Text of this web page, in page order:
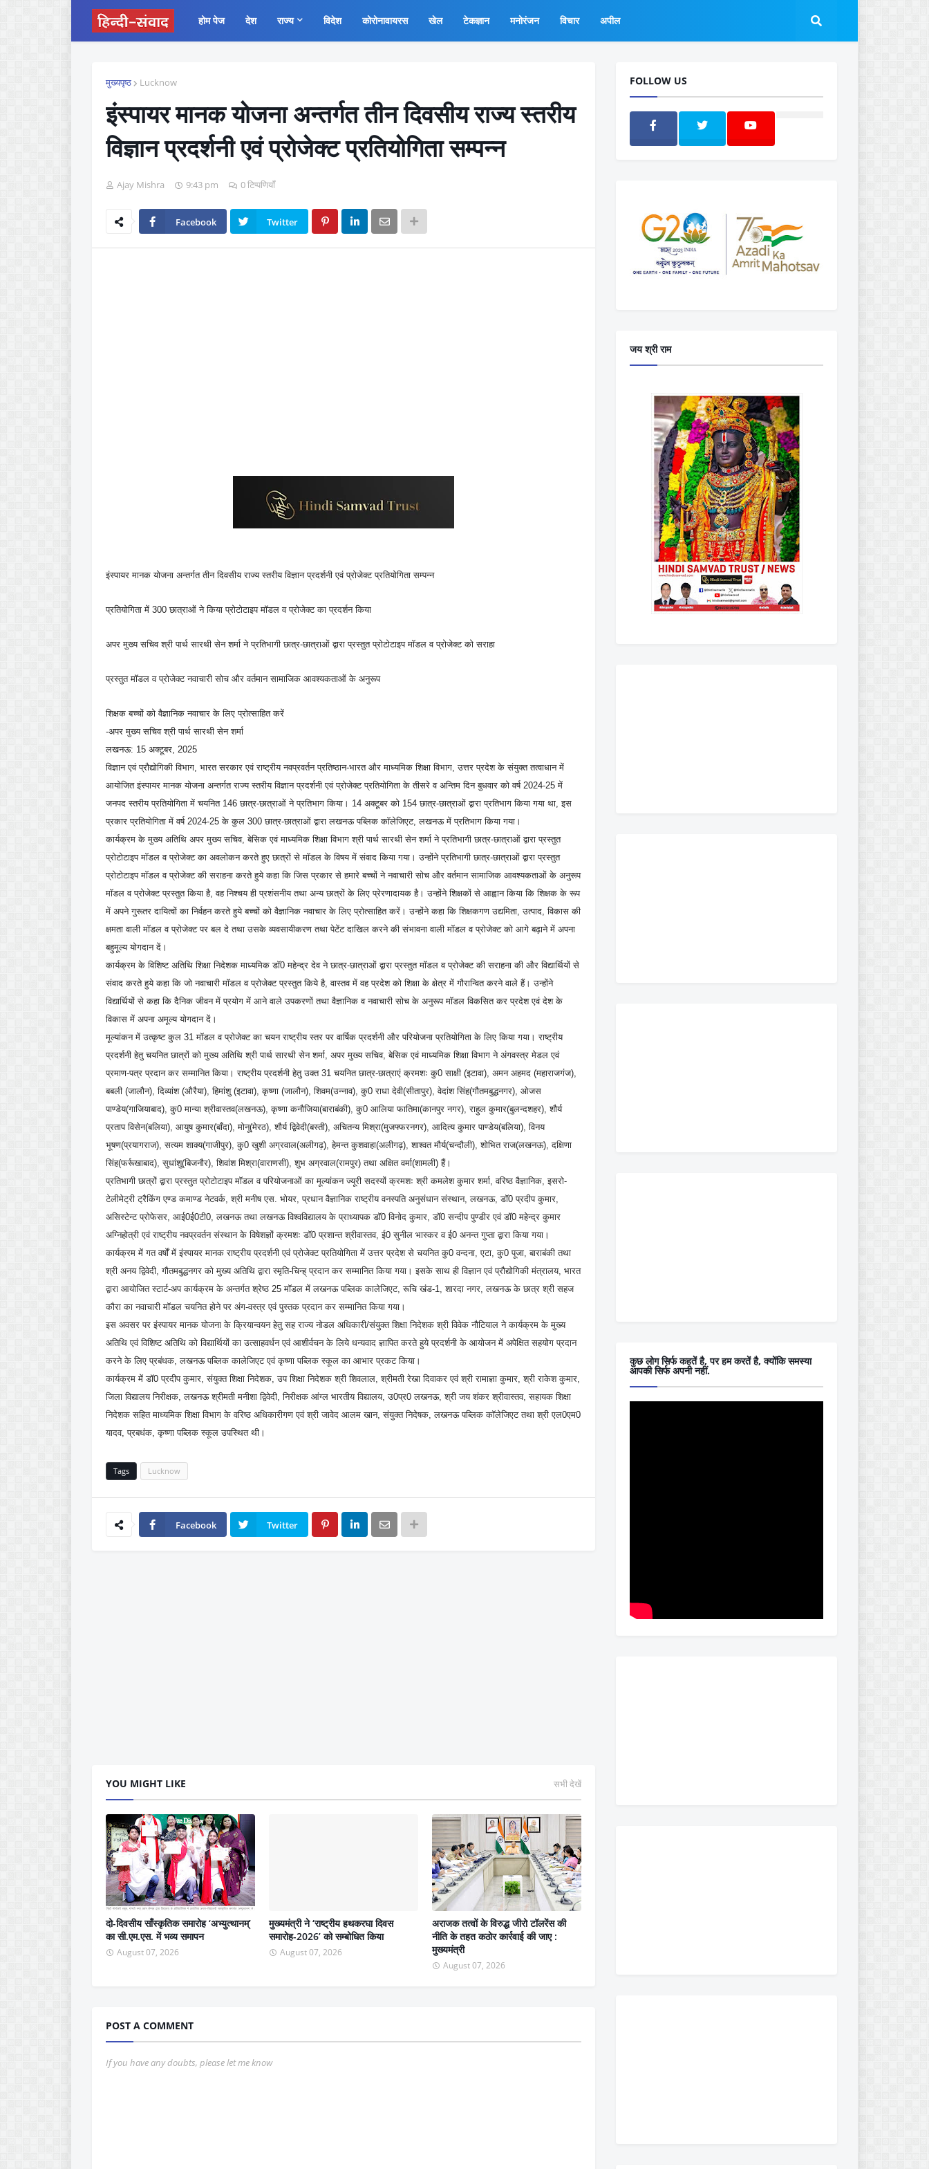
होम पेज देश राज्य विदेश कोरोनावायरस खेल टेकज्ञान मनोरंजन विचार अपील
मुख्यपृष्ठ Lucknow
इंस्पायर मानक योजना अन्तर्गत तीन दिवसीय राज्य स्तरीय
विज्ञान प्रदर्शनी एवं प्रोजेक्ट प्रतियोगिता सम्पन्न
Ajay Mishra 9:43 pm 0 टिप्पणियाँ
Facebook Twitter
इंस्पायर मानक योजना अन्तर्गत तीन दिवसीय राज्य स्तरीय विज्ञान प्रदर्शनी एवं प्रोजेक्ट प्रतियोगिता सम्पन्न
प्रतियोगिता में 300 छात्राओं ने किया प्रोटोटाइप मॉडल व प्रोजेक्ट का प्रदर्शन किया
अपर मुख्य सचिव श्री पार्थ सारथी सेन शर्मा ने प्रतिभागी छात्र-छात्राओं द्वारा प्रस्तुत प्रोटोटाइप मॉडल व प्रोजेक्ट को सराहा
प्रस्तुत मॉडल व प्रोजेक्ट नवाचारी सोच और वर्तमान सामाजिक आवश्यकताओं के अनुरूप
शिक्षक बच्चों को वैज्ञानिक नवाचार के लिए प्रोत्साहित करें
-अपर मुख्य सचिव श्री पार्थ सारथी सेन शर्मा
लखनऊ: 15 अक्टूबर, 2025
विज्ञान एवं प्रौद्योगिकी विभाग, भारत सरकार एवं राष्ट्रीय नवप्रवर्तन प्रतिष्ठान-भारत और माध्यमिक शिक्षा विभाग, उत्तर प्रदेश के संयुक्त तत्वाधान में
आयोजित इंस्पायर मानक योजना अन्तर्गत राज्य स्तरीय विज्ञान प्रदर्शनी एवं प्रोजेक्ट प्रतियोगिता के तीसरे व अन्तिम दिन बुधवार को वर्ष 2024-25 में
जनपद स्तरीय प्रतियोगिता में चयनित 146 छात्र-छात्राओं ने प्रतिभाग किया। 14 अक्टूबर को 154 छात्र-छात्राओं द्वारा प्रतिभाग किया गया था, इस
प्रकार प्रतियोगिता में वर्ष 2024-25 के कुल 300 छात्र-छात्राओं द्वारा लखनऊ पब्लिक कॉलेजिएट, लखनऊ में प्रतिभाग किया गया।
कार्यक्रम के मुख्य अतिथि अपर मुख्य सचिव, बेसिक एवं माध्यमिक शिक्षा विभाग श्री पार्थ सारथी सेन शर्मा ने प्रतिभागी छात्र-छात्राओं द्वारा प्रस्तुत
प्रोटोटाइप मॉडल व प्रोजेक्ट का अवलोकन करते हुए छात्रों से मॉडल के विषय में संवाद किया गया। उन्होंने प्रतिभागी छात्र-छात्राओं द्वारा प्रस्तुत
प्रोटोटाइप मॉडल व प्रोजेक्ट की सराहना करते हुये कहा कि जिस प्रकार से हमारे बच्चों ने नवाचारी सोच और वर्तमान सामाजिक आवश्यकताओं के अनुरूप
मॉडल व प्रोजेक्ट प्रस्तुत किया है, वह निश्चय ही प्रशंसनीय तथा अन्य छात्रों के लिए प्रेरणादायक है। उन्होंने शिक्षकों से आह्वान किया कि शिक्षक के रूप
में अपने गुरूतर दायित्वों का निर्वहन करते हुये बच्चों को वैज्ञानिक नवाचार के लिए प्रोत्साहित करें। उन्होंने कहा कि शिक्षकगण उद्यमिता, उत्पाद, विकास की
क्षमता वाली मॉडल व प्रोजेक्ट पर बल दे तथा उसके व्यवसायीकरण तथा पेटेंट दाखिल करने की संभावना वाली मॉडल व प्रोजेक्ट को आगे बढ़ाने में अपना
बहुमूल्य योगदान दें।
कार्यक्रम के विशिष्ट अतिथि शिक्षा निदेशक माध्यमिक डॉ0 महेन्द्र देव ने छात्र-छात्राओं द्वारा प्रस्तुत मॉडल व प्रोजेक्ट की सराहना की और विद्यार्थियों से
संवाद करते हुये कहा कि जो नवाचारी मॉडल व प्रोजेक्ट प्रस्तुत किये है, वास्तव में वह प्रदेश को शिक्षा के क्षेत्र में गौरान्वित करने वाले हैं। उन्होंने
विद्यार्थियों से कहा कि दैनिक जीवन में प्रयोग में आने वाले उपकरणों तथा वैज्ञानिक व नवाचारी सोच के अनुरूप मॉडल विकसित कर प्रदेश एवं देश के
विकास में अपना अमूल्य योगदान दें।
मूल्यांकन में उत्कृष्ट कुल 31 मॉडल व प्रोजेक्ट का चयन राष्ट्रीय स्तर पर वार्षिक प्रदर्शनी और परियोजना प्रतियोगिता के लिए किया गया। राष्ट्रीय
प्रदर्शनी हेतु चयनित छात्रों को मुख्य अतिथि श्री पार्थ सारथी सेन शर्मा, अपर मुख्य सचिव, बेसिक एवं माध्यमिक शिक्षा विभाग ने अंगवस्त्र मेडल एवं
प्रमाण-पत्र प्रदान कर सम्मानित किया। राष्ट्रीय प्रदर्शनी हेतु उक्त 31 चयनित छात्र-छात्राएं क्रमशः कु0 साक्षी (इटावा), अमन अहमद (महाराजगंज),
बबली (जालौन), दिव्यांश (औरैया), हिमांशु (इटावा), कृष्णा (जालौन), शिवम(उन्नाव), कु0 राधा देवी(सीतापुर), वेदांश सिंह(गौतमबुद्धनगर), ओजस
पाण्डेय(गाजियाबाद), कु0 मान्या श्रीवास्तव(लखनऊ), कृष्णा कनौजिया(बाराबंकी), कु0 आलिया फातिमा(कानपुर नगर), राहुल कुमार(बुलन्दशहर), शौर्य
प्रताप विसेन(बलिया), आयुष कुमार(बाँदा), मोनू(मेरठ), शौर्य द्विवेदी(बस्ती), अचितन्य मिश्रा(मुजफ्फरनगर), आदित्य कुमार पाण्डेय(बलिया), विनय
भूषण(प्रयागराज), सत्यम शाक्य(गाजीपुर), कु0 खुशी अग्रवाल(अलीगढ़), हेमन्त कुशवाहा(अलीगढ़), शाश्वत मौर्य(चन्दौली), शोभित राज(लखनऊ), दक्षिणा
सिंह(फर्रूखाबाद), सुधांशु(बिजनौर), शिवांश मिश्रा(वाराणसी), शुभ अग्रवाल(रामपुर) तथा अक्षित वर्मा(शामली) हैं।
प्रतिभागी छात्रों द्वारा प्रस्तुत प्रोटोटाइप मॉडल व परियोजनाओं का मूल्यांकन ज्यूरी सदस्यों क्रमशः श्री कमलेश कुमार शर्मा, वरिष्ठ वैज्ञानिक, इसरो-
टेलीमेट्री ट्रैकिंग एण्ड कमाण्ड नेटवर्क, श्री मनीष एस. भोयर, प्रधान वैज्ञानिक राष्ट्रीय वनस्पति अनुसंधान संस्थान, लखनऊ, डॉ0 प्रदीप कुमार,
असिस्टेन्ट प्रोफेसर, आई0ई0टी0, लखनऊ तथा लखनऊ विश्वविद्यालय के प्राध्यापक डॉ0 विनोद कुमार, डॉ0 सन्दीप पुण्डीर एवं डॉ0 महेन्द्र कुमार
अग्निहोत्री एवं राष्ट्रीय नवप्रवर्तन संस्थान के विषेशज्ञों क्रमशः डॉ0 प्रशान्त श्रीवास्तव, ई0 सुनील भास्कर व ई0 अनन्त गुप्ता द्वारा किया गया।
कार्यक्रम में गत वर्षों में इंस्पायर मानक राष्ट्रीय प्रदर्शनी एवं प्रोजेक्ट प्रतियोगिता में उत्तर प्रदेश से चयनित कु0 वन्दना, एटा, कु0 पूजा, बाराबंकी तथा
श्री अनय द्विवेदी, गौतमबुद्धनगर को मुख्य अतिथि द्वारा स्मृति-चिन्ह् प्रदान कर सम्मानित किया गया। इसके साथ ही विज्ञान एवं प्रौद्योगिकी मंत्रालय, भारत
द्वारा आयोजित स्टार्ट-अप कार्यक्रम के अन्तर्गत श्रेष्ठ 25 मॉडल में लखनऊ पब्लिक कालेजिएट, रूचि खंड-1, शारदा नगर, लखनऊ के छात्र श्री सहज
कौरा का नवाचारी मॉडल चयनित होने पर अंग-वस्त्र एवं पुस्तक प्रदान कर सम्मानित किया गया।
इस अवसर पर इंस्पायर मानक योजना के क्रियान्वयन हेतु सह राज्य नोडल अधिकारी/संयुक्त शिक्षा निदेशक श्री विवेक नौटियाल ने कार्यक्रम के मुख्य
अतिथि एवं विशिष्ट अतिथि को विद्यार्थियों का उत्साहवर्धन एवं आशीर्वचन के लिये धन्यवाद ज्ञापित करते हुये प्रदर्शनी के आयोजन में अपेक्षित सहयोग प्रदान
करने के लिए प्रबंधक, लखनऊ पब्लिक कालेजिएट एवं कृष्णा पब्लिक स्कूल का आभार प्रकट किया।
कार्यक्रम में डॉ0 प्रदीप कुमार, संयुक्त शिक्षा निदेशक, उप शिक्षा निदेशक श्री शिवलाल, श्रीमती रेखा दिवाकर एवं श्री रामाज्ञा कुमार, श्री राकेश कुमार,
जिला विद्यालय निरीक्षक, लखनऊ श्रीमती मनीशा द्विवेदी, निरीक्षक आंग्ल भारतीय विद्यालय, उ0प्र0 लखनऊ, श्री जय शंकर श्रीवास्तव, सहायक शिक्षा
निदेशक सहित माध्यमिक शिक्षा विभाग के वरिष्ठ अधिकारीगण एवं श्री जावेद आलम खान, संयुक्त निदेषक, लखनऊ पब्लिक कॉलेजिएट तथा श्री एल0एम0
यादव, प्रबधंक, कृष्णा पब्लिक स्कूल उपस्थित थी।
Tags Lucknow
Facebook Twitter
YOU MIGHT LIKE सभी देखें
दो-दिवसीय साँस्कृतिक समारोह ‘अभ्युत्थानम्’
का सी.एम.एस. में भव्य समापन
August 07, 2026
मुख्यमंत्री ने ‘राष्ट्रीय हथकरघा दिवस
समारोह-2026’ को सम्बोधित किया
August 07, 2026
अराजक तत्वों के विरुद्ध जीरो टॉलरेंस की
नीति के तहत कठोर कार्रवाई की जाए :
मुख्यमंत्री
August 07, 2026
POST A COMMENT
If you have any doubts, please let me know
FOLLOW US
जय श्री राम
कुछ लोग सिर्फ कहतें है, पर हम करतें है, क्योंकि समस्या
आपकी सिर्फ अपनी नहीं.